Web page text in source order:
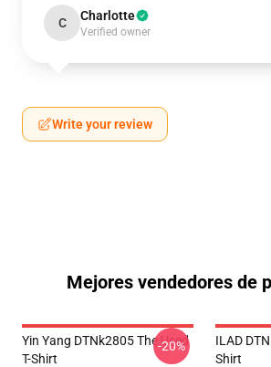
C Charlotte
Verified owner
Write your review
Mejores vendedores de
Yin Yang DTNk2805 The Used
T-Shirt
-20%
ILAD
Shirt